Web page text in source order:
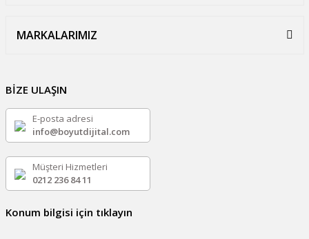
MARKALARIMIZ
BİZE ULAŞIN
E-posta adresi
info@boyutdijital.com
Müşteri Hizmetleri
0212 236 84 11
Konum bilgisi için tıklayın